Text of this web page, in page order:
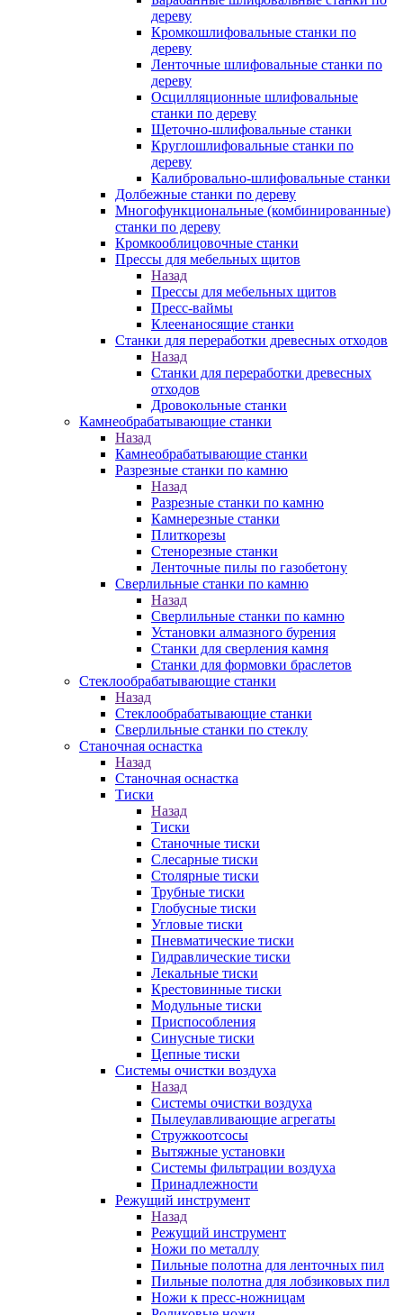
дереву
Кромкошлифовальные станки по
дереву
Ленточные шлифовальные станки по
дереву
Осцилляционные шлифовальные
станки по дереву
Щеточно-шлифовальные станки
Круглошлифовальные станки по
дереву
Калибровально-шлифовальные станки
Долбежные станки по дереву
Многофункциональные (комбинированные)
станки по дереву
Кромкооблицовочные станки
Прессы для мебельных щитов
Назад
Прессы для мебельных щитов
Пресс-ваймы
Клеенаносящие станки
Станки для переработки древесных отходов
Назад
Станки для переработки древесных
отходов
Дровокольные станки
Камнеобрабатывающие станки
Назад
Камнеобрабатывающие станки
Разрезные станки по камню
Назад
Разрезные станки по камню
Камнерезные станки
Плиткорезы
Стенорезные станки
Ленточные пилы по газобетону
Сверлильные станки по камню
Назад
Сверлильные станки по камню
Установки алмазного бурения
Станки для сверления камня
Станки для формовки браслетов
Стеклообрабатывающие станки
Назад
Стеклообрабатывающие станки
Сверлильные станки по стеклу
Станочная оснастка
Назад
Станочная оснастка
Тиски
Назад
Тиски
Станочные тиски
Слесарные тиски
Столярные тиски
Трубные тиски
Глобусные тиски
Угловые тиски
Пневматические тиски
Гидравлические тиски
Лекальные тиски
Крестовинные тиски
Модульные тиски
Приспособления
Синусные тиски
Цепные тиски
Системы очистки воздуха
Назад
Системы очистки воздуха
Пылеулавливающие агрегаты
Стружкоотсосы
Вытяжные установки
Системы фильтрации воздуха
Принадлежности
Режущий инструмент
Назад
Режущий инструмент
Ножи по металлу
Пильные полотна для ленточных пил
Пильные полотна для лобзиковых пил
Ножи к пресс-ножницам